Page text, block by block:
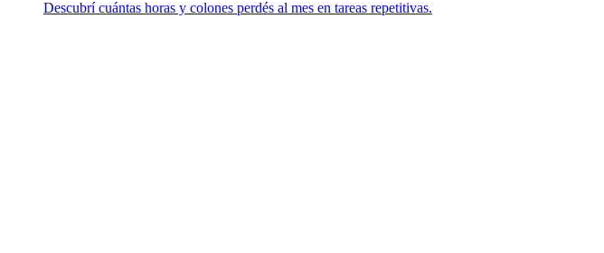
Descubrí cuántas horas y colones perdés al mes en tareas repetitivas.